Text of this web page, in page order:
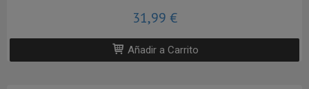
31,99 €
Añadir a Carrito